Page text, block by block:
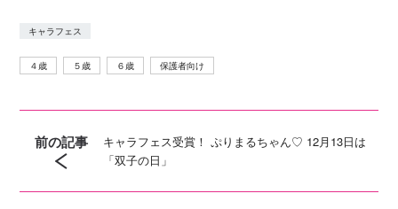
キャラフェス
４歳 ５歳 ６歳 保護者向け
前の記事
キャラフェス受賞！ ぷりまるちゃん♡ 12月13日は
「双子の日」